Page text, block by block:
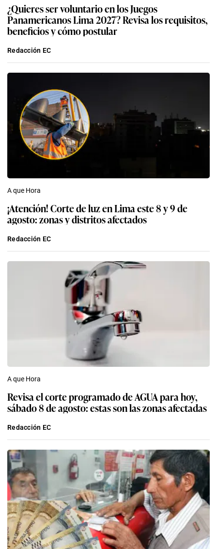
¿Quieres ser voluntario en los Juegos
Panamericanos Lima 2027? Revisa los requisitos,
beneficios y cómo postular
Redacción EC
A que Hora
¡Atención! Corte de luz en Lima este 8 y 9 de
agosto: zonas y distritos afectados
Redacción EC
A que Hora
Revisa el corte programado de AGUA para hoy,
sábado 8 de agosto: estas son las zonas afectadas
Redacción EC